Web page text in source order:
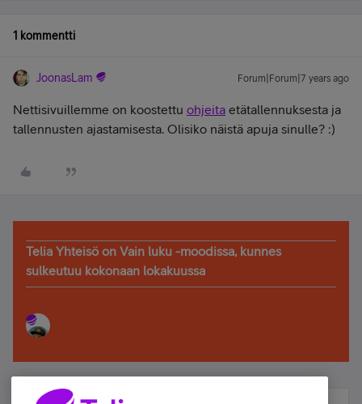
1 kommentti
JoonasLam Forum|Forum|7 years ago
Nettisivuillemme on koostettu ohjeita etätallennuksesta ja
tallennusten ajastamisesta. Olisiko näistä apuja sinulle? :)
Telia Yhteisö on Vain luku -moodissa, kunnes
sulkeutuu kokonaan lokakuussa